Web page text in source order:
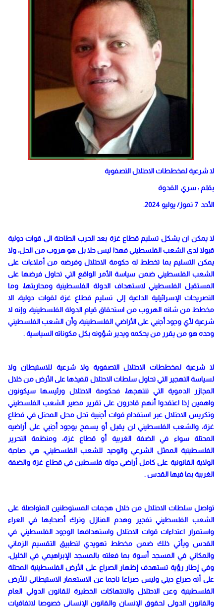
لا شرعية لمخططات الاحتلال التصفوية
بقلم : سري القدوة
الأحد 7 تموز/ يوليو 2024.
لا يمكن ان يشكل تسليم قطاع غزة بعد الحرب الطاحنة الى قوات دولية
قبولا لدى الشعب الفلسطيني فهذا ليس حلا بل هو هروب من الحل، ولا
يمكن التسليم بما تخطط له حكومة الاحتلال وفرضه من أملاءات على
الشعب الفلسطيني ضمن سياسة الأمر الواقع التي تحاول فرضها على
المستقبل الفلسطيني لاستهداف الدولة الفلسطينية ومحاربتها، وما
التصريحات الإسرائيلية الداعية إلى تسليم قطاع غزة لقوات دولية، الا
مخطط من شانه الهروب من استحقاق قيام الدولة الفلسطينية، وإنه لا
شرعية لأي وجود أجنبي على الأراضي الفلسطينية، وأن الشعب الفلسطيني
وحده هو من يقرر من يحكمه ويدير شؤونه بكل مكوناته السياسية .
لا شرعية لمخططات الاحتلال التصفوية ولا شرعية للاستيطان ولا
لسياسة التهجير التي تحاول سلطات الاحتلال تنفيذها على الأرض من خلال
المجازر الدموية التي تنتهجها، فحكومة الاحتلال ورئيسها سيكونون
واهمين إذا اعتقدوا أنهم قادرون على تقرير مصير الشعب الفلسطيني
وتكريس الاحتلال عبر استقدام قوات أجنبية تحل محل المحتل في قطاع
غزة، والشعب الفلسطيني لن يقبل أو يسمح بوجود أجنبي على أراضيه
المحتلة سواء في الضفة الغربية أو قطاع غزة، ومنظمة التحرير
الفلسطينية الممثل الشرعي والوحيد للشعب الفلسطيني، هي صاحبة
الولاية القانونية على كامل أراضي دولة فلسطين في قطاع غزة والضفة
الغربية بما فيها القدس .
تواصل سلطات الاحتلال من خلال هجمات المستوطنين المتواصلة على
الشعب الفلسطيني تفجير وهدم المنازل وترك أصحابها في العراء
واستمرار اعتداءات قوات الاحتلال واستهدافها الوجود الفلسطيني في
القدس ويأتي ذلك ضمن مخطط تهويدي لتطبيق التقسيم الزماني
والمكاني في المسجد أسوة بما فعلته بالمسجد الإبراهيمي في الخليل،
وفي إطار رؤية تستهدف إظهار الصراع على الأرض الفلسطينية المحتلة
على أنه صراع ديني وليس صراعا ناجما عن الاستعمار الاستيطاني للأرض
الفلسطينية وعن الاحتلال والانتهاكات الخطيرة للقانون الدولي العام
والقانون الدولي لحقوق الإنسان والقانون الإنساني خصوصا لاتفاقيات